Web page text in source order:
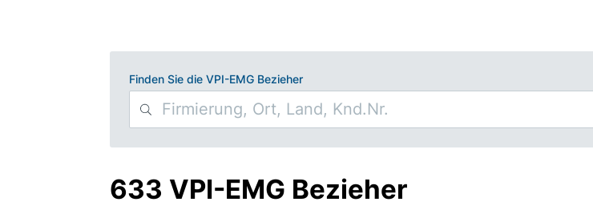
Finden Sie die VPI-EMG Bezieher
633 VPI-EMG Bezieher